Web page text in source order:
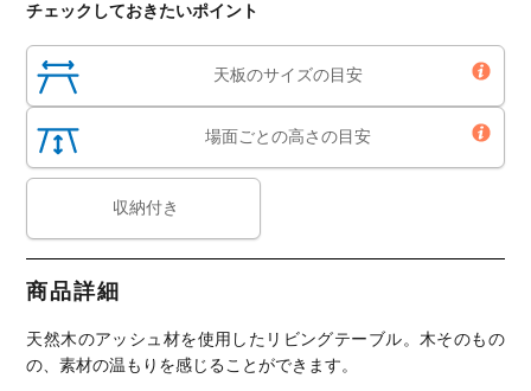
欧風 ナチュ
ルナット お
しゃれ
しゃれ シン
ナチュラル
ゃれ 北欧風
ブラウン
ブル 机 リ
ビング ナチ
ュラル 北欧
チェックしておきたいポイント
天板のサイズの目安
場面ごとの高さの目安
収納付き
商品詳細
天然木のアッシュ材を使用したリビングテーブル。 木そのもの
の、素材の温もりを感じることができます。